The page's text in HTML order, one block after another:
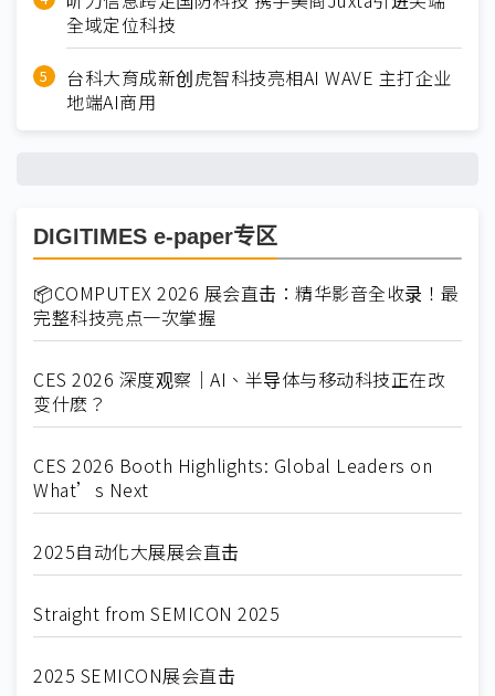
全域定位科技
台科大育成新创虎智科技亮相AI WAVE 主打企业
地端AI商用
DIGITIMES e-paper专区
📦COMPUTEX 2026 展会直击：精华影音全收录！最
完整科技亮点一次掌握
CES 2026 深度观察｜AI、半导体与移动科技正在改
变什麽？
CES 2026 Booth Highlights: Global Leaders on
What’s Next
2025自动化大展展会直击
Straight from SEMICON 2025
2025 SEMICON展会直击